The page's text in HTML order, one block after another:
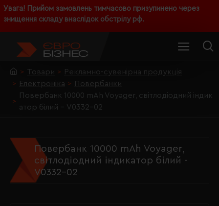
Увага! Прийом замовлень тимчасово призупинено через
знищення складу внаслідок обстрілу рф.
Товари
Рекламно-сувенірна продукція
Електроніка
Повербанки
Повербанк 10000 mAh Voyager, світлодіодний індик
атор білий - V0332-02
Повербанк 10000 mAh Voyager,
світлодіодний індикатор білий -
V0332-02